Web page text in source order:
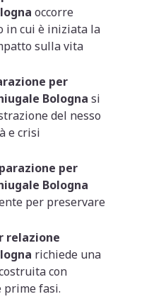
occorre
in cui è iniziata la
sulla vita
per
Bologna si
del nesso
e crisi
per
Bologna
per preservare
relazione
richiede una
con
prime fasi.